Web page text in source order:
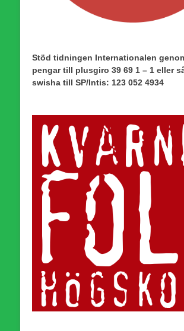
Stöd tidningen Internationalen
pengar till plusgiro 39 69 1 – 1 eller
swisha till SP/Intis: 123 052 4934